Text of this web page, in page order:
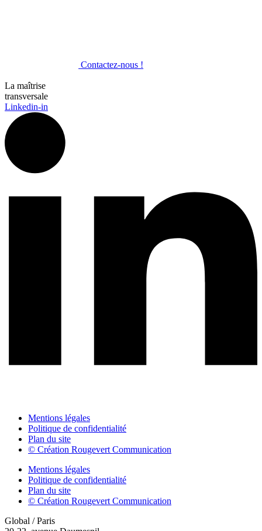
Contactez-nous !
La maîtrise
transversale
Linkedin-in
Mentions légales
Politique de confidentialité
Plan du site
© Création Rougevert Communication
Mentions légales
Politique de confidentialité
Plan du site
© Création Rougevert Communication
Global / Paris